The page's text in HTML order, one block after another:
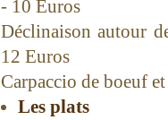
- 10 Euros
Déclinaison autour
12 Euros
Carpaccio de boeuf
Les plats